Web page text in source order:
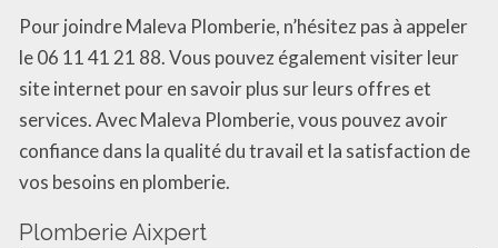
Pour joindre Maleva Plomberie, n’hésitez pas à appeler
le 06 11 41 21 88. Vous pouvez également visiter leur
site internet pour en savoir plus sur leurs offres et
services. Avec Maleva Plomberie, vous pouvez avoir
confiance dans la qualité du travail et la satisfaction de
vos besoins en plomberie.
Plomberie Aixpert